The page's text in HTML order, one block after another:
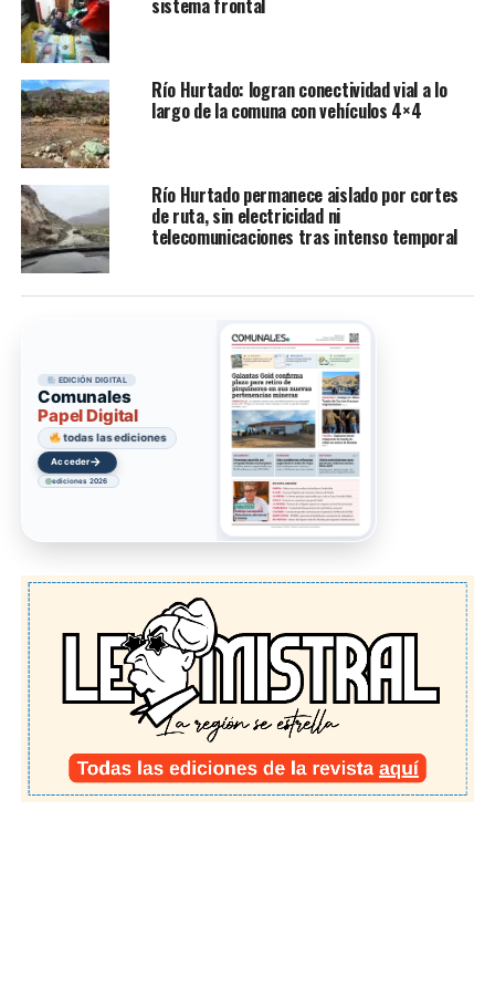
Río Hurtado: logran conectividad vial a lo
largo de la comuna con vehículos 4×4
Río Hurtado permanece aislado por cortes
de ruta, sin electricidad ni
telecomunicaciones tras intenso temporal
EDICIÓN DIGITAL
Comunales
Papel Digital
todas las ediciones
Acceder→
ediciones 2026